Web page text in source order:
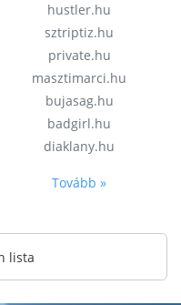
hustler.hu
sztriptiz.hu
private.hu
masztimarci.hu
bujasag.hu
badgirl.hu
diaklany.hu
Tovább »
lista